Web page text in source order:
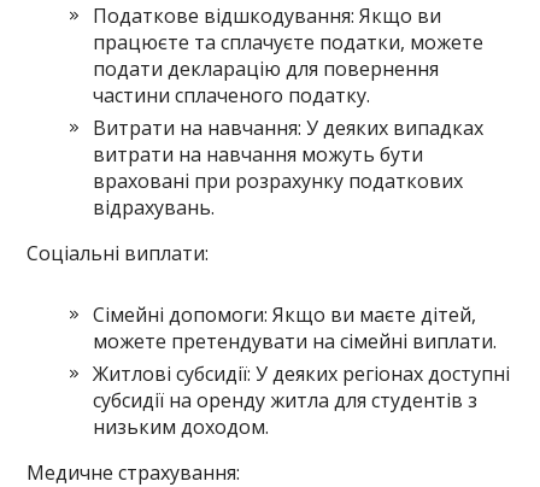
Податкове відшкодування: Якщо ви
працюєте та сплачуєте податки, можете
подати декларацію для повернення
частини сплаченого податку.
Витрати на навчання: У деяких випадках
витрати на навчання можуть бути
враховані при розрахунку податкових
відрахувань.
Соціальні виплати:
Сімейні допомоги: Якщо ви маєте дітей,
можете претендувати на сімейні виплати.
Житлові субсидії: У деяких регіонах доступні
субсидії на оренду житла для студентів з
низьким доходом.
Медичне страхування: